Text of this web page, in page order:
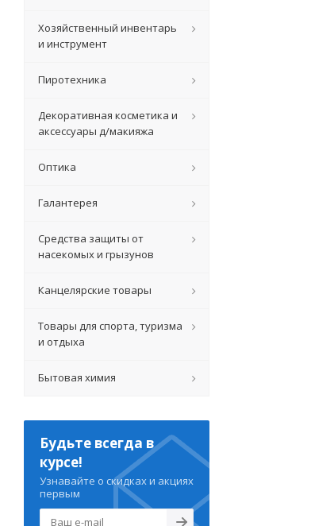
Хозяйственный инвентарь
и инструмент
Пиротехника
Декоративная косметика и
аксессуары д/макияжа
Оптика
Галантерея
Средства защиты от
насекомых и грызунов
Канцелярские товары
Товары для спорта, туризма
и отдыха
Бытовая химия
Будьте всегда в
курсе!
Узнавайте о скидках и акциях
первым